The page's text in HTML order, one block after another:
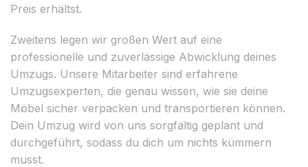
Preis erhältst.
Zweitens legen wir großen Wert auf eine
professionelle und zuverlässige Abwicklung deines
Umzugs. Unsere Mitarbeiter sind erfahrene
Umzugsexperten, die genau wissen, wie sie deine
Möbel sicher verpacken und transportieren können.
Dein Umzug wird von uns sorgfältig geplant und
durchgeführt, sodass du dich um nichts kümmern
musst.